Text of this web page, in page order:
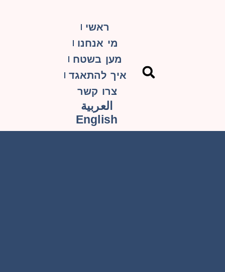
ראשי
מי אנחנו
מען בשטח
איך להתאגד
צרו קשר
العربية
English